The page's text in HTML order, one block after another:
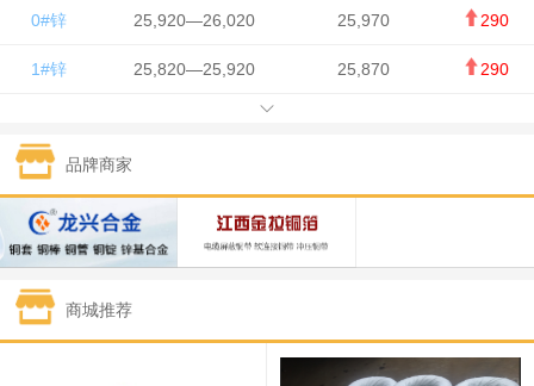
0#锌 25,920—26,020 25,970 290
1#锌 25,820—25,920 25,870 290
1#锡 434,000—436,000
1#镍 129,550—130,750
1#白银 15,100—15,110 15,105 -70
钯金
331,000 -10,000
品牌商家
商城推荐